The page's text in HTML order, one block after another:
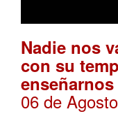
Nadie nos
con su
06 de